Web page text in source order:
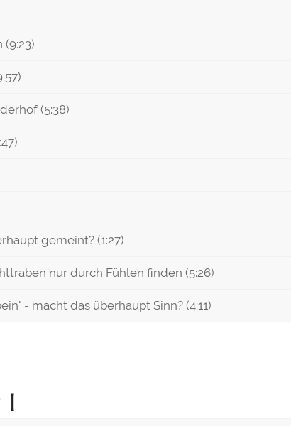
(5:38)
gemeint? (1:27)
nur durch Fühlen finden (5:26)
- macht das überhaupt Sinn? (4:11)
I